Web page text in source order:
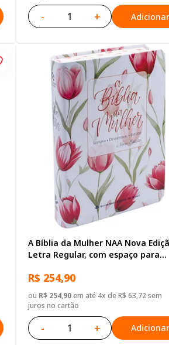
- + Adicionar
A Bíblia da Mulher NAA Nova
Letra Regular, com espaço para
Sintético Vermelha
R$ 254,90
ou R$ 254,90em até 4x de R$ 63,72 sem
juros no cartão
- + Adicionar